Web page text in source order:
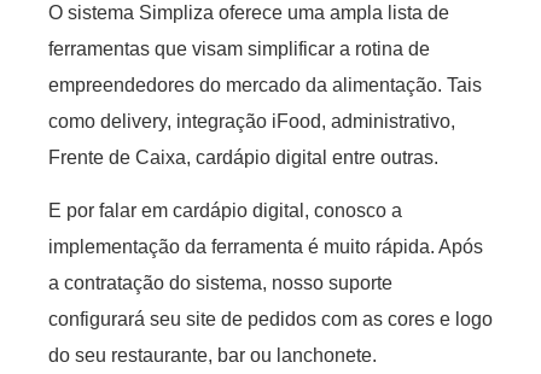
O sistema Simpliza oferece uma ampla lista de
ferramentas que visam simplificar a rotina de
empreendedores do mercado da alimentação. Tais
como delivery, integração iFood, administrativo,
Frente de Caixa, cardápio digital entre outras.
E por falar em cardápio digital, conosco a
implementação da ferramenta é muito rápida. Após
a contratação do sistema, nosso suporte
configurará seu site de pedidos com as cores e logo
do seu restaurante, bar ou lanchonete.